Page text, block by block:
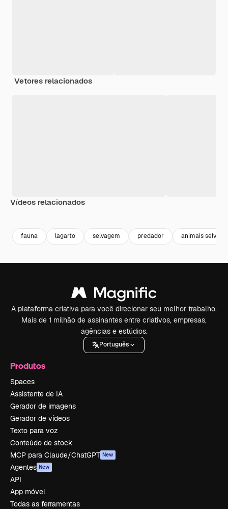
Vetores relacionados
Vídeos relacionados
fauna lagarto selvagem predador animais
A plataforma criativa para você direcionar seu melhor trabalho.
Mais de 1 milhão de assinantes entre criativos, empresas,
agências e estúdios.
Português
Produtos
Spaces
Assistente de IA
Gerador de imagens
Gerador de vídeos
Texto para voz
Conteúdo de stock
MCP para Claude/ChatGPT New
Agentes New
API
App móvel
Todas as ferramentas